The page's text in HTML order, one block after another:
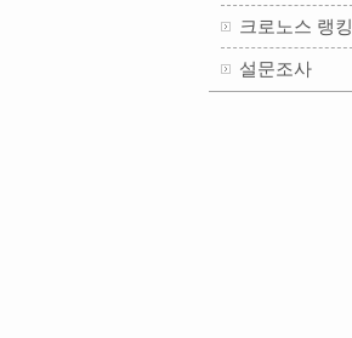
크로노스 랭킹
설문조사